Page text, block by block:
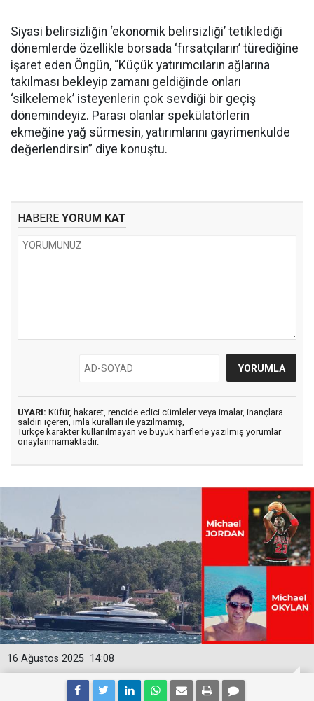
Siyasi belirsizliğin ‘ekonomik belirsizliği’ tetiklediği
dönemlerde özellikle borsada ‘fırsatçıların’ türediğine
işaret eden Öngün, “Küçük yatırımcıların ağlarına
takılması bekleyip zamanı geldiğinde onları
‘silkelemek’ isteyenlerin çok sevdiği bir geçiş
dönemindeyiz. Parası olanlar spekülatörlerin
ekmeğine yağ sürmesin, yatırımlarını gayrimenkulde
değerlendirsin” diye konuştu.
HABERE YORUM KAT
UYARI: Küfür, hakaret, rencide edici cümleler veya imalar, inançlara
saldırı içeren, imla kuralları ile yazılmamış,
Türkçe karakter kullanılmayan ve büyük harflerle yazılmış yorumlar
onaylanmamaktadır.
14:08
16 Ağustos 2025